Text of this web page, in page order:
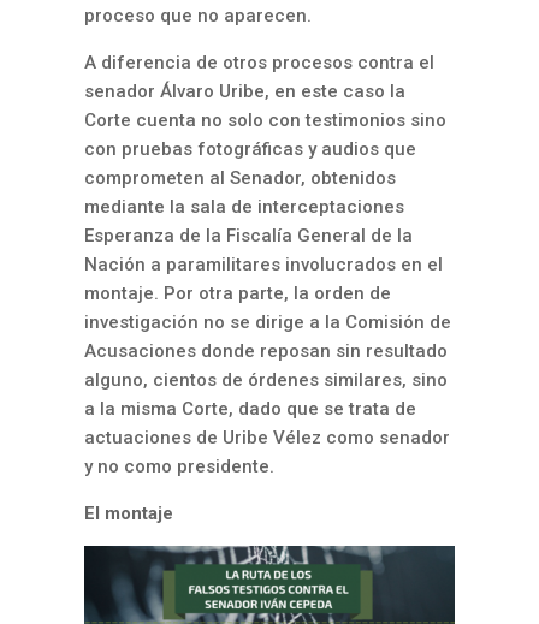
proceso que no aparecen.
A diferencia de otros procesos contra el
senador Álvaro Uribe, en este caso la
Corte cuenta no solo con testimonios sino
con pruebas fotográficas y audios que
comprometen al Senador, obtenidos
mediante la sala de interceptaciones
Esperanza de la Fiscalía General de la
Nación a paramilitares involucrados en el
montaje. Por otra parte, la orden de
investigación no se dirige a la Comisión de
Acusaciones donde reposan sin resultado
alguno, cientos de órdenes similares, sino
a la misma Corte, dado que se trata de
actuaciones de Uribe Vélez como senador
y no como presidente.
El montaje